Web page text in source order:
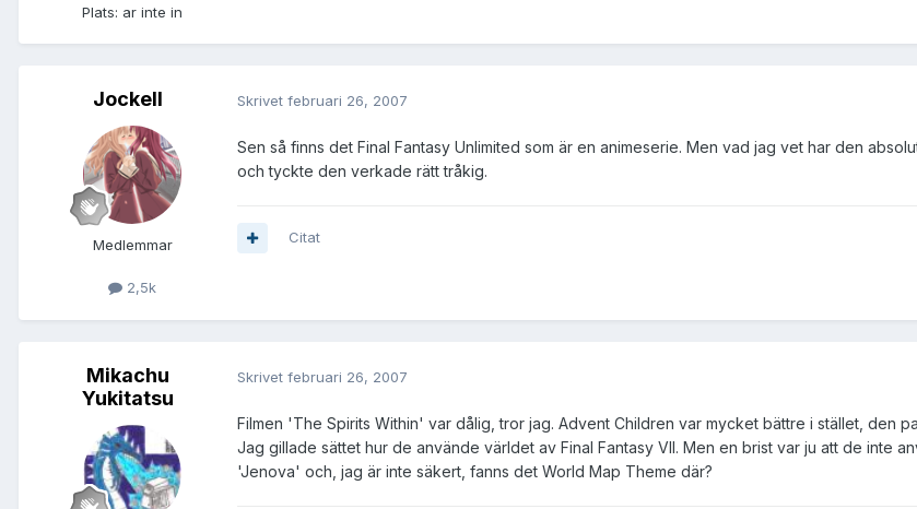
Plats: ar inte in
JockeII
Medlemmar
2,5k
Skrivet februari 26, 2007
Sen så finns det Final Fantasy Unlimited som är en animeserie. Men vad jag vet har den
och tyckte den verkade rätt tråkig.
Citat
Mikachu
Yukitatsu
Skrivet februari 26, 2007
Filmen 'The Spirits Within' var dålig, tror jag. Advent Children var mycket bättre i stället, den
Jag gillade sättet hur de använde världet av Final Fantasy VII. Men en brist var ju att de inte
'Jenova' och, jag är inte säkert, fanns det World Map Theme där?